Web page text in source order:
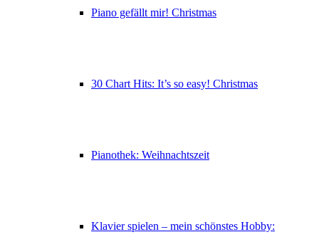
Piano gefällt mir! Christmas
30 Chart Hits: It’s so easy! Christmas
Pianothek: Weihnachtszeit
Klavier spielen – mein schönstes Hobby: